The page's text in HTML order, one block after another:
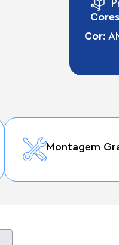
Cores
Cor:
Montagem